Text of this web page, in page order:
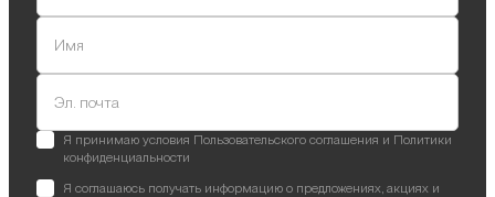
Имя
Эл. почта
Я принимаю условия Пользовательского соглашения и Политики
конфиденциальности
Я соглашаюсь получать информацию о предложениях, акциях и